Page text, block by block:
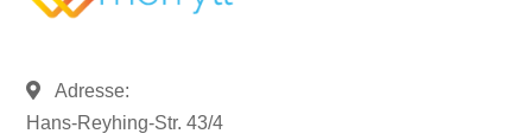
Adresse:
Hans-Reyhing-Str. 43/4